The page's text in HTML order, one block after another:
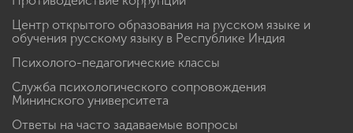
Центр открытого образования на русском языке и
обучения русскому языку в Республике Индия
Психолого-педагогические классы
Служба психологического сопровождения
Мининского университета
Ответы на часто задаваемые вопросы